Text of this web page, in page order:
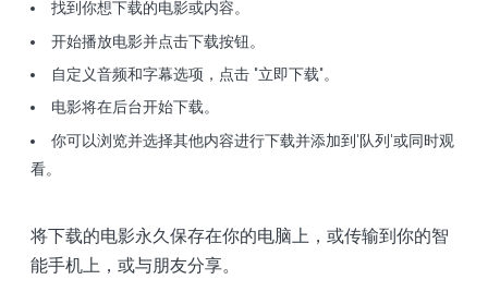
找到你想下载的电影或内容。
开始播放电影并点击下载按钮。
自定义音频和字幕选项，点击 "立即下载"。
电影将在后台开始下载。
你可以浏览并选择其他内容进行下载并添加到'队列'或同时观
看。
将下载的电影永久保存在你的电脑上，或传输到你的智
能手机上，或与朋友分享。